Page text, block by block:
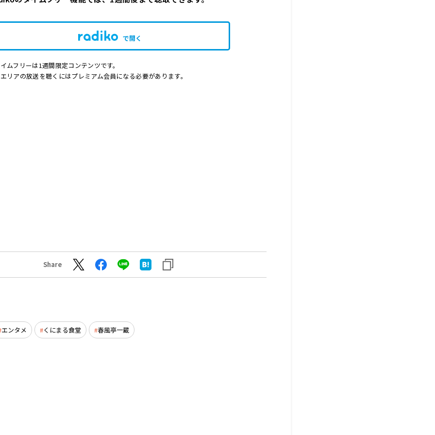
で開く
ムフリーは1週間限定コンテンツです。
リアの放送を聴くにはプレミアム会員になる必要があります。
Share
エンタメ くにまる食堂 春風亭一蔵